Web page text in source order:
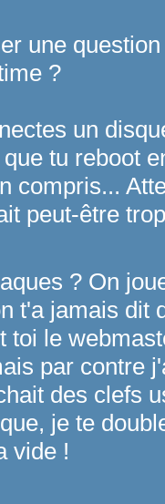
une
?
un
tu reboot
compris...
peut-être
? On
t'a jamais dit
toi le
par contre
des clefs
je te
vide !